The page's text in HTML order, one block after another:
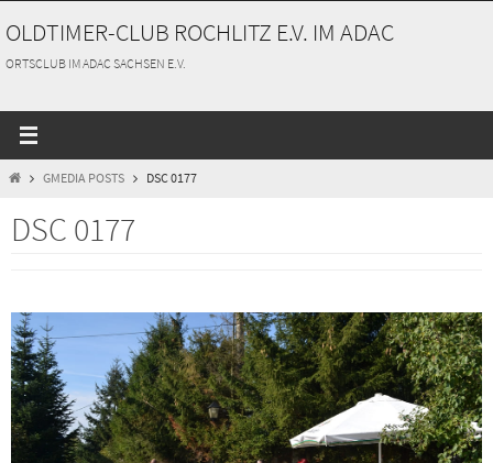
Inhalt
springen
OLDTIMER-CLUB ROCHLITZ E.V. IM ADAC
ORTSCLUB IM ADAC SACHSEN E.V.
STARTGMEDIA POSTS DSC 0177
DSC 0177